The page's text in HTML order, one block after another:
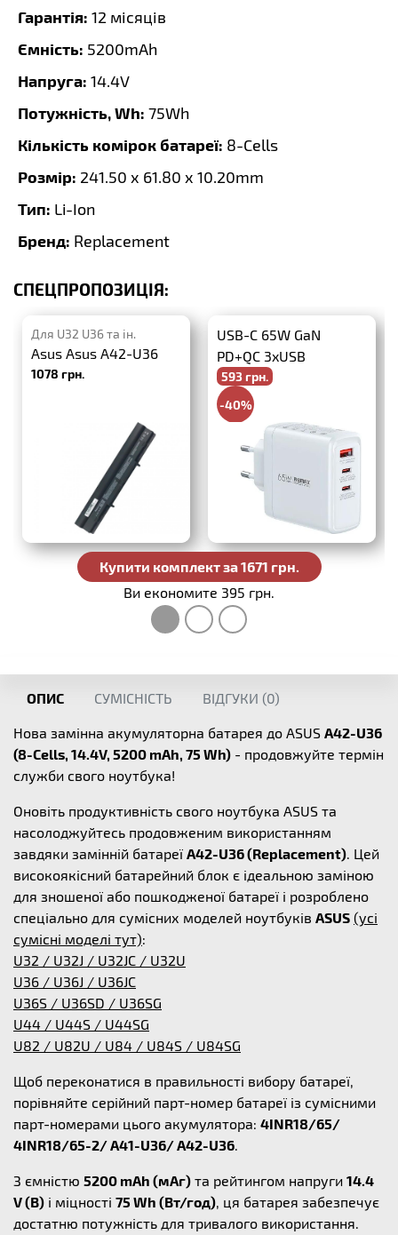
Гарантія: 12 місяців
Ємність: 5200mAh
Напруга: 14.4V
Потужність, Wh: 75Wh
Кількість комірок батареї: 8-Cells
Розмір: 241.50 x 61.80 x 10.20mm
Тип: Li-Ion
Бренд: Replacement
СПЕЦПРОПОЗИЦІЯ:
Для U32 U36 та ін.
Asus Asus A42-U36
1078 грн.
USB-C 65W GaN
PD+QC 3xUSB
593 грн.
-40%
988 грн.
Купити комплект за 1671 грн.
Ви економите 395 грн.
ОПИС СУМІСНІСТЬ ВІДГУКИ (0)
Нова замінна акумуляторна батарея до ASUS A42-U36
(8-Cells, 14.4V, 5200 mAh, 75 Wh) - продовжуйте термін
служби свого ноутбука!
Оновіть продуктивність свого ноутбука ASUS та
насолоджуйтесь продовженим використанням
завдяки замінній батареї A42-U36 (Replacement). Цей
високоякісний батарейний блок є ідеальною заміною
для зношеної або пошкодженої батареї і розроблено
спеціально для сумісних моделей ноутбуків ASUS (усі
сумісні моделі тут):
U32 / U32J / U32JC / U32U
U36 / U36J / U36JC
U36S / U36SD / U36SG
U44 / U44S / U44SG
U82 / U82U / U84 / U84S / U84SG
Щоб переконатися в правильності вибору батареї,
порівняйте серійний парт-номер батареї із сумісними
парт-номерами цього акумулятора: 4INR18/65/
4INR18/65-2/ A41-U36/ A42-U36.
З ємністю 5200 mAh (мАг) та рейтингом напруги 14.4
V (В) і міцності 75 Wh (Вт/год), ця батарея забезпечує
достатню потужність для тривалого використання.